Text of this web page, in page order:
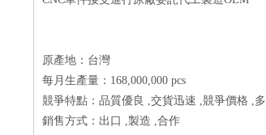
原產地：台灣
每月生產量：168,000,000 pcs
競爭特點：品質優良 ,交貨迅速 ,競爭價格 ,
銷售方式：出口 ,製造 ,合作